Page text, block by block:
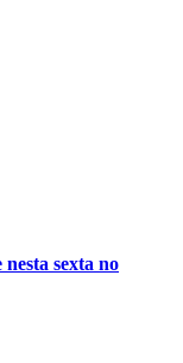
sexta no